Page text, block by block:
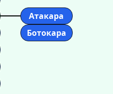
Атакара
Ботокара